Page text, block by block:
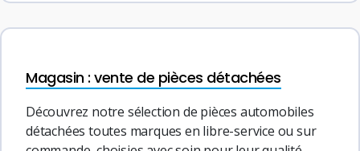
Magasin : vente de pièces détachées
Découvrez notre sélection de pièces automobiles
détachées toutes marques en libre-service ou sur